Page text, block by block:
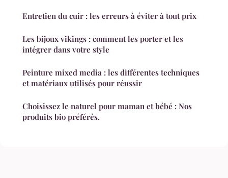
Entretien du cuir : les erreurs à éviter à tout prix
Les bijoux vikings : comment les porter et les
intégrer dans votre style
Peinture mixed media : les différentes techniques
et matériaux utilisés pour réussir
Choisissez le naturel pour maman et bébé : Nos
produits bio préférés.